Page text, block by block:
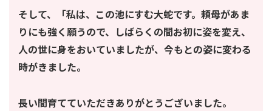
そして、「私は、この池にすむ大蛇です。頼母があま
りにも強く願うので、しばらくの間お初に姿を変え、
人の世に身をおいていましたが、今もとの姿に変わる
時がきました。
長い間育てていただきありがとうございました。